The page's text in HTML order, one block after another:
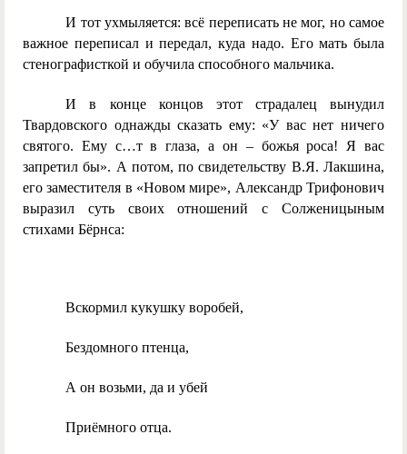
И тот ухмыляется: всё переписать не мог, но самое
важное переписал и передал, куда надо. Его мать была
стенографисткой и обучила способного мальчика.
И в конце концов этот страдалец вынудил
Твардовского однажды сказать ему: «У вас нет ничего
святого. Ему с…т в глаза, а он – божья роса! Я вас
запретил бы». А потом, по свидетельству В.Я. Лакшина,
его заместителя в «Новом мире», Александр Трифонович
выразил суть своих отношений с Солженицыным
стихами Бёрнса:
Вскормил кукушку воробей,
Бездомного птенца,
А он возьми, да и убей
Приёмного отца.